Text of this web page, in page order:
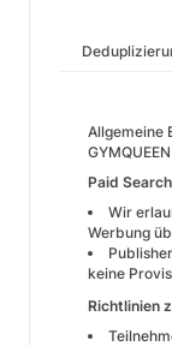
Allgemeine
GYMQUEEN
Paid Search
Wir
Werbung
keine
Richtlinien